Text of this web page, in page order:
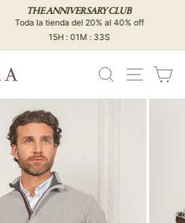
diapositivas
pausa
ANNIVERSARY CLUB
del 20% al 40% off
15H : 01M : 33S
BUSCAR